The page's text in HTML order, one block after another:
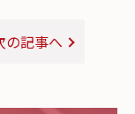
の記事へ